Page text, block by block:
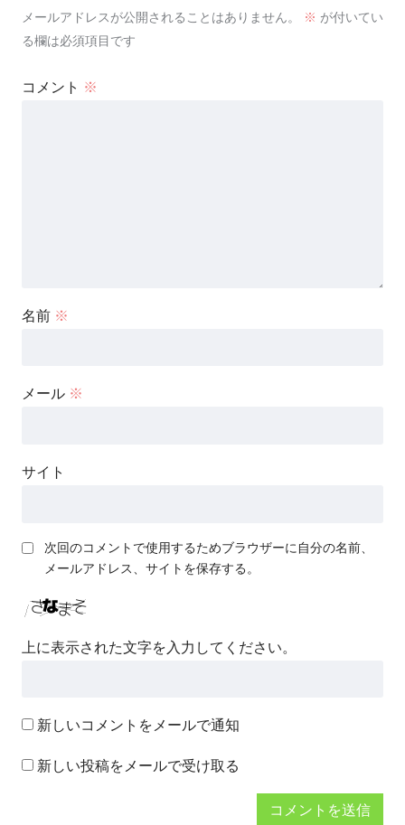
メールアドレスが公開されることはありません。 ※ が付いてい
る欄は必須項目です
コメント ※
名前 ※
メール ※
サイト
次回のコメントで使用するためブラウザーに自分の名前、
メールアドレス、サイトを保存する。
上に表示された文字を入力してください。
新しいコメントをメールで通知
新しい投稿をメールで受け取る